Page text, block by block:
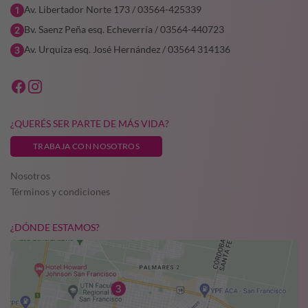
Av. Libertador Norte 173 / 03564-425339
Bv. Saenz Peña esq. Echeverría / 03564-440723
Av. Urquiza esq. José Hernández / 03564 314136
¿QUERÉS SER PARTE DE MÁS VIDA?
TRABAJA CON NOSOTROS
Nosotros
Términos y condiciones
¿DÓNDE ESTAMOS?